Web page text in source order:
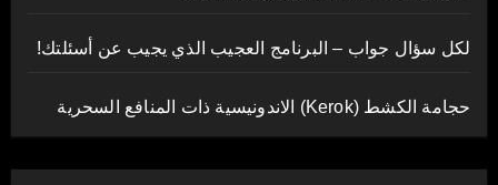
لكل سؤال جواب – البرنامج العجيب الذي يجيب عن أسئلتك!
حجامة الكشط (Kerok) الاندونيسية ذات المنافع السحرية